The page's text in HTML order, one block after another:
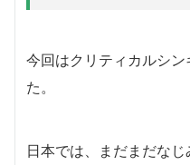
今回はクリティカルシ
た。
日本では、まだまだな